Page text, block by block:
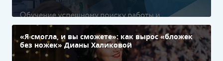
«Я смогла, и вы сможете»: как вырос «бложек
без ножек» Дианы Халиковой